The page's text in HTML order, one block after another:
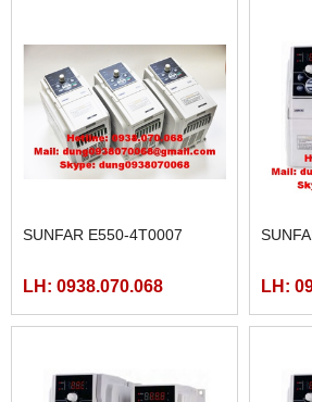
SUNFAR E550-4T0007
LH: 0938.070.068 LH: